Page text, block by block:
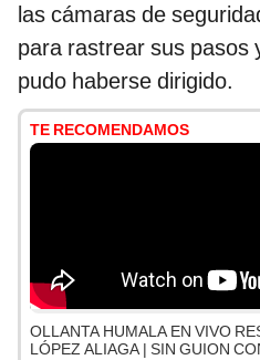
las cámaras de
para rastrear sus pasos
pudo haberse dirigido.
TE RECOMENDAMOS
OLLANTA HUMALA EN VIVO
LÓPEZ ALIAGA | SIN GUION